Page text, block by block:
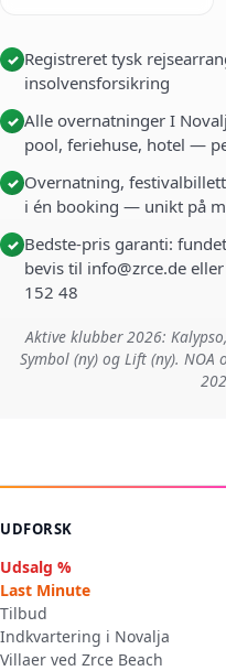
✓ Registreret tysk
insolvensforsikring
✓ Alle overnatninger I
pool, feriehuse, hotel —
✓ Overnatning,
i én booking — unikt på
✓ Bedste-pris garanti:
bevis til info@zrce.de
152 48
Aktive klubber 2026:
Symbol (ny) og Lift (ny). NOA
UDFORSK
Udsalg %
Last Minute
Tilbud
Indkvartering i Novalja
Villaer ved Zrce Beach